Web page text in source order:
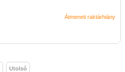
Átmeneti raktárhiány
Utolsó
Akiket támogatunk
vásárlás előnyei